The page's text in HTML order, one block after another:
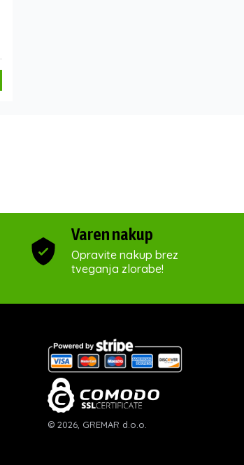
Varen nakup
Opravite nakup brez
tveganja zlorabe!
© 2026, GREMAR d.o.o.